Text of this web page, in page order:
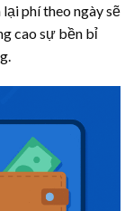
phí theo ngày sẽ
cao sự bền bỉ